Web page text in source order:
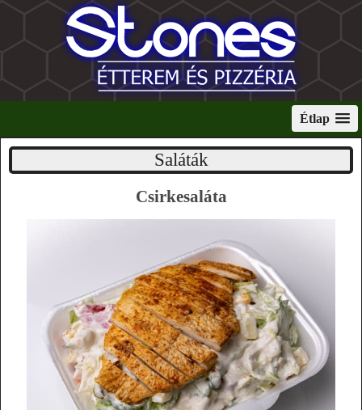
Étlap
Saláták
Csirkesaláta